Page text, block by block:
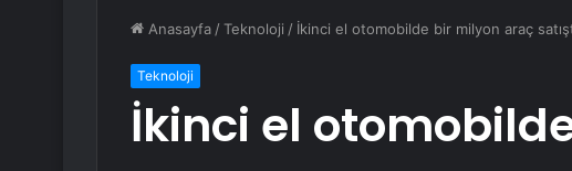
Anasayfa /Teknoloji / İkinci el otomobilde bir milyon araç
Teknoloji
İkinci el